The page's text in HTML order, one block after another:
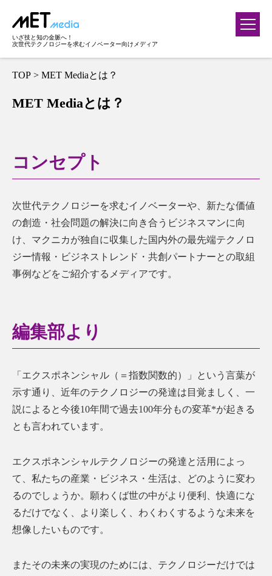
いざ技と知の金脈へ！
次世代テクノロジーを求むイノベーター向けメディア
TOP > MET Mediaとは？
MET Mediaとは？
コンセプト
次世代テクノロジーを求むイノベーターや、新たな価値
の創造・社会問題の解決に向き合うビジネスマンに向
け、マクニカが独自に収集した 国内外の最先端テクノロ
ジー情報・ビジネストレンド・共創パートナーとの取組
事例などをご紹介するメディアです。
編集部より
「エクスポネンシャル（＝指数関数的）」という言葉が
示す通り、近年のテクノロジーの発達は目覚ましく、一
説によると今後10年間で過去100年分もの変革*が起きる
とも言われています。
エクスポネンシャルテクノロジーの発達と活用によっ
て、私たちの産業・ビジネス・生活は、どのように変わ
るのでしょうか。願わくば世の中がより便利、快適にな
るだけでなく、より楽しく、わくわくするような未来を
想像したいものです。
またその未来の実現のためには、テクノロジーだけでは